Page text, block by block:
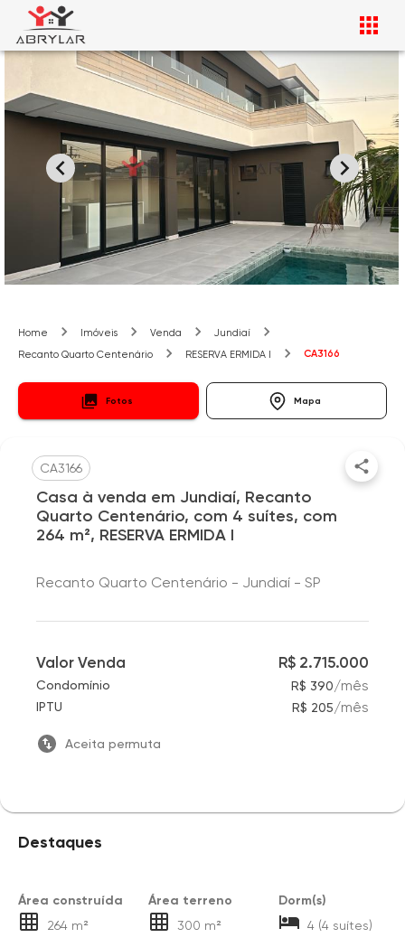
Home Imóveis Venda
Jundiaí
Recanto Quarto Centenário
RESERVA ERMIDA I CA3166
Fotos Mapa
CA3166
Casa à venda em Jundiaí, Recanto
Quarto Centenário, com 4 suítes, com
264 m², RESERVA ERMIDA I
Recanto Quarto Centenário - Jundiaí - SP
Valor Venda R$ 2.715.000
Condomínio R$ 390/mês
IPTU R$ 205/mês
Aceita permuta
Destaques
Área construída
264 m²
Área terreno
300 m²
Dorm(s)
4 (4 suítes)